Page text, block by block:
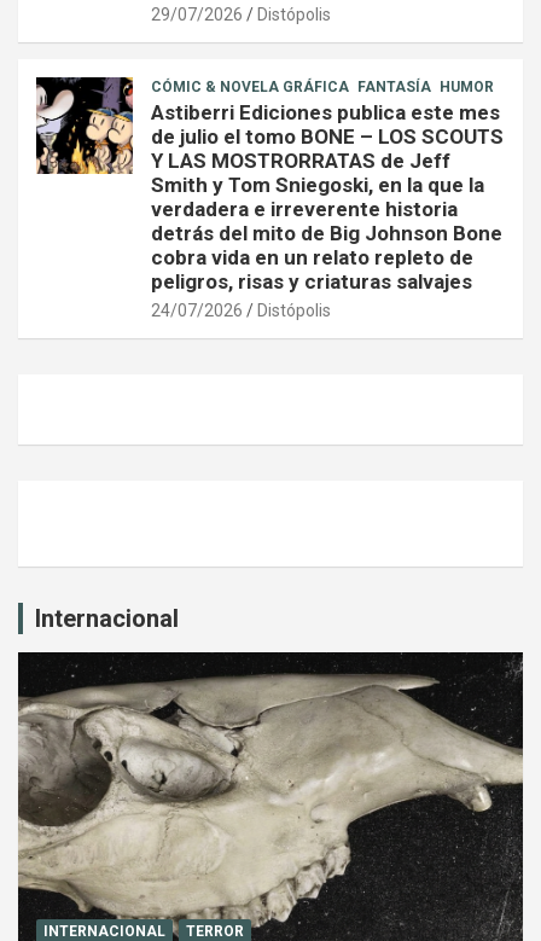
29/07/2026 Distópolis
CÓMIC & NOVELA GRÁFICA FANTASÍA HUMOR
Astiberri Ediciones publica este mes
de julio el tomo BONE – LOS SCOUTS
Y LAS MOSTRORRATAS de Jeff
Smith y Tom Sniegoski, en la que la
verdadera e irreverente historia
detrás del mito de Big Johnson Bone
cobra vida en un relato repleto de
peligros, risas y criaturas salvajes
24/07/2026 Distópolis
Internacional
INTERNACIONAL TERROR